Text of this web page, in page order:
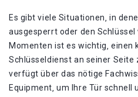
Es gibt viele Situationen‚ in
ausgesperrt oder den Schlüssel
Momenten ist es wichtig‚
Schlüsseldienst an seiner Seite
verfügt über das nötige
Equipment‚ um Ihre Tür schnell